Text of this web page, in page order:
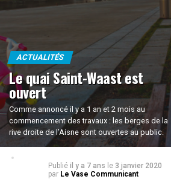
ACTUALITÉS
Le quai Saint-Waast est
ouvert
Comme annoncé il y a 1 an et 2 mois au
commencement des travaux : les berges de la
rive droite de l’Aisne sont ouvertes au public.
Publié il y a 7 ans le 3 janvier 2020
par Le Vase Communicant